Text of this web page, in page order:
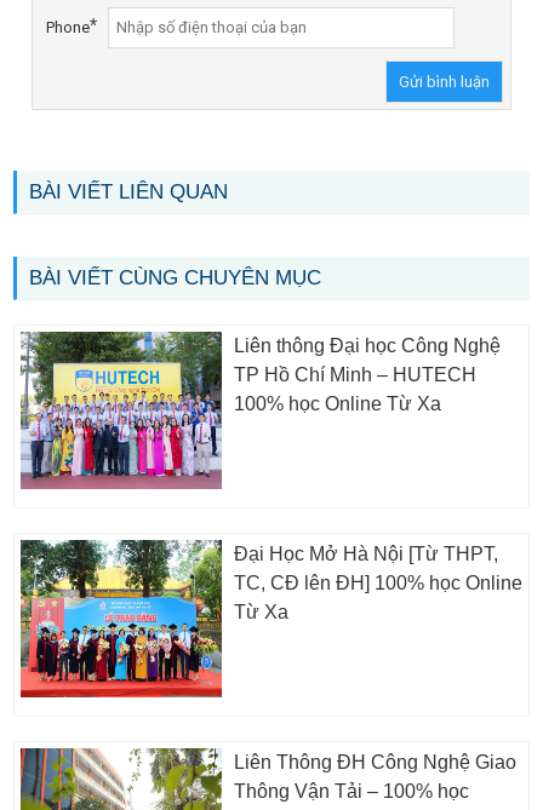
Phone*
BÀI VIẾT LIÊN QUAN
BÀI VIẾT CÙNG CHUYÊN MỤC
Liên thông Đại học Công Nghệ
TP Hồ Chí Minh – HUTECH
100% học Online Từ Xa
Đại Học Mở Hà Nội [Từ THPT,
TC, CĐ lên ĐH] 100% học Online
Từ Xa
Liên Thông ĐH Công Nghệ Giao
Thông Vận Tải – 100% học